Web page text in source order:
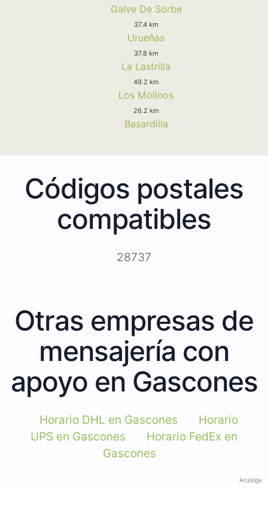
Galve De Sorbe
37.4 km
Urueñas
37.8 km
La Lastrilla
49.2 km
Los Molinos
26.2 km
Basardilla
Códigos postales
compatibles
28737
Otras empresas de
mensajería con
apoyo en Gascones
Horario DHL en Gascones
Horario
UPS en Gascones
Horario FedEx en
Gascones
Anzeige